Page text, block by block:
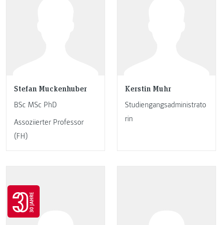
Stefan Muckenhuber
BSc MSc PhD
Assoziierter Professor
(FH)
Kerstin Muhr
Studiengangsadministrato
rin